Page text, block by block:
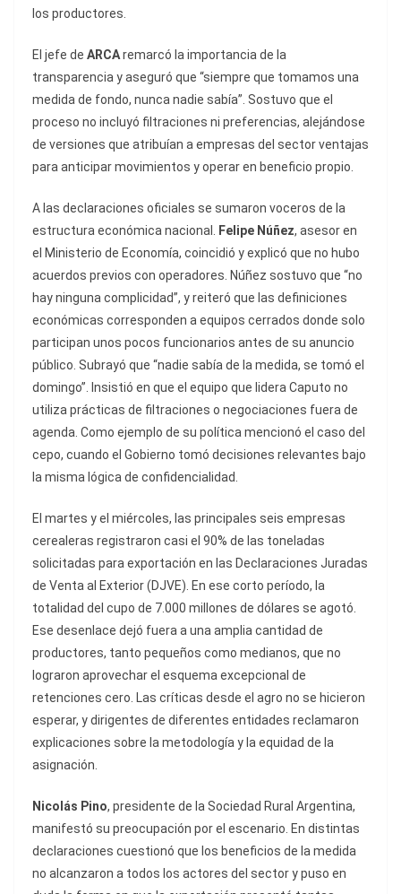
los productores.
El jefe de ARCAremarcó la importancia de la
transparencia y aseguró que “siempre que tomamos una
medida de fondo, nunca nadie sabía”. Sostuvo que el
proceso no incluyó filtraciones ni preferencias, alejándose
de versiones que atribuían a empresas del sector ventajas
para anticipar movimientos y operar en beneficio propio.
A las declaraciones oficiales se sumaron voceros de la
estructura económica nacional. Felipe Núñez, asesor en
el Ministerio de Economía, coincidió y explicó que no hubo
acuerdos previos con operadores. Núñez sostuvo que “no
hay ninguna complicidad”, y reiteró que las definiciones
económicas corresponden a equipos cerrados donde solo
participan unos pocos funcionarios antes de su anuncio
público. Subrayó que “nadie sabía de la medida, se tomó el
domingo”. Insistió en que el equipo que lidera Caputo no
utiliza prácticas de filtraciones o negociaciones fuera de
agenda. Como ejemplo de su política mencionó el caso del
cepo, cuando el Gobierno tomó decisiones relevantes bajo
la misma lógica de confidencialidad.
El martes y el miércoles, las principales seis empresas
cerealeras registraron casi el 90% de las toneladas
solicitadas para exportación en las Declaraciones Juradas
de Venta al Exterior (DJVE). En ese corto período, la
totalidad del cupo de 7.000 millones de dólares se agotó.
Ese desenlace dejó fuera a una amplia cantidad de
productores, tanto pequeños como medianos, que no
lograron aprovechar el esquema excepcional de
retenciones cero. Las críticas desde el agro no se hicieron
esperar, y dirigentes de diferentes entidades reclamaron
explicaciones sobre la metodología y la equidad de la
asignación.
Nicolás Pino, presidente de la Sociedad Rural Argentina,
manifestó su preocupación por el escenario. En distintas
declaraciones cuestionó que los beneficios de la medida
no alcanzaron a todos los actores del sector y puso en